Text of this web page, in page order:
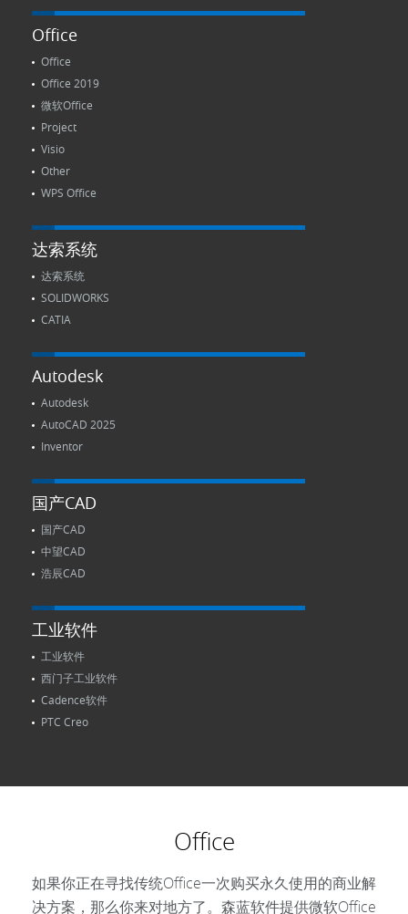
Office
Office
Office 2019
微软Office
Project
Visio
Other
WPS Office
达索系统
达索系统
SOLIDWORKS
CATIA
Autodesk
Autodesk
AutoCAD 2025
Inventor
国产CAD
国产CAD
中望CAD
浩辰CAD
工业软件
工业软件
西门子工业软件
Cadence软件
PTC Creo
Office
如果你正在寻找传统Office一次购买永久使用的商业解
决方案，那么你来对地方了。森蓝软件提供微软Office